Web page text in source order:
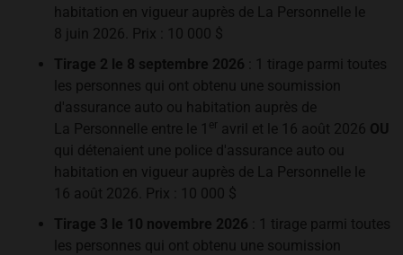
habitation en vigueur auprès de La Personnelle le
8 juin 2026. Prix : 10 000 $
Tirage 2 le 8 septembre 2026 : 1 tirage parmi toutes
les personnes qui ont obtenu une soumission
d'assurance auto ou habitation auprès de
La Personnelle entre le 1 er avril et le 16 août 2026 OU
qui détenaient une police d'assurance auto ou
habitation en vigueur auprès de La Personnelle le
16 août 2026. Prix : 10 000 $
Tirage 3 le 10 novembre 2026 : 1 tirage parmi toutes
les personnes qui ont obtenu une soumission